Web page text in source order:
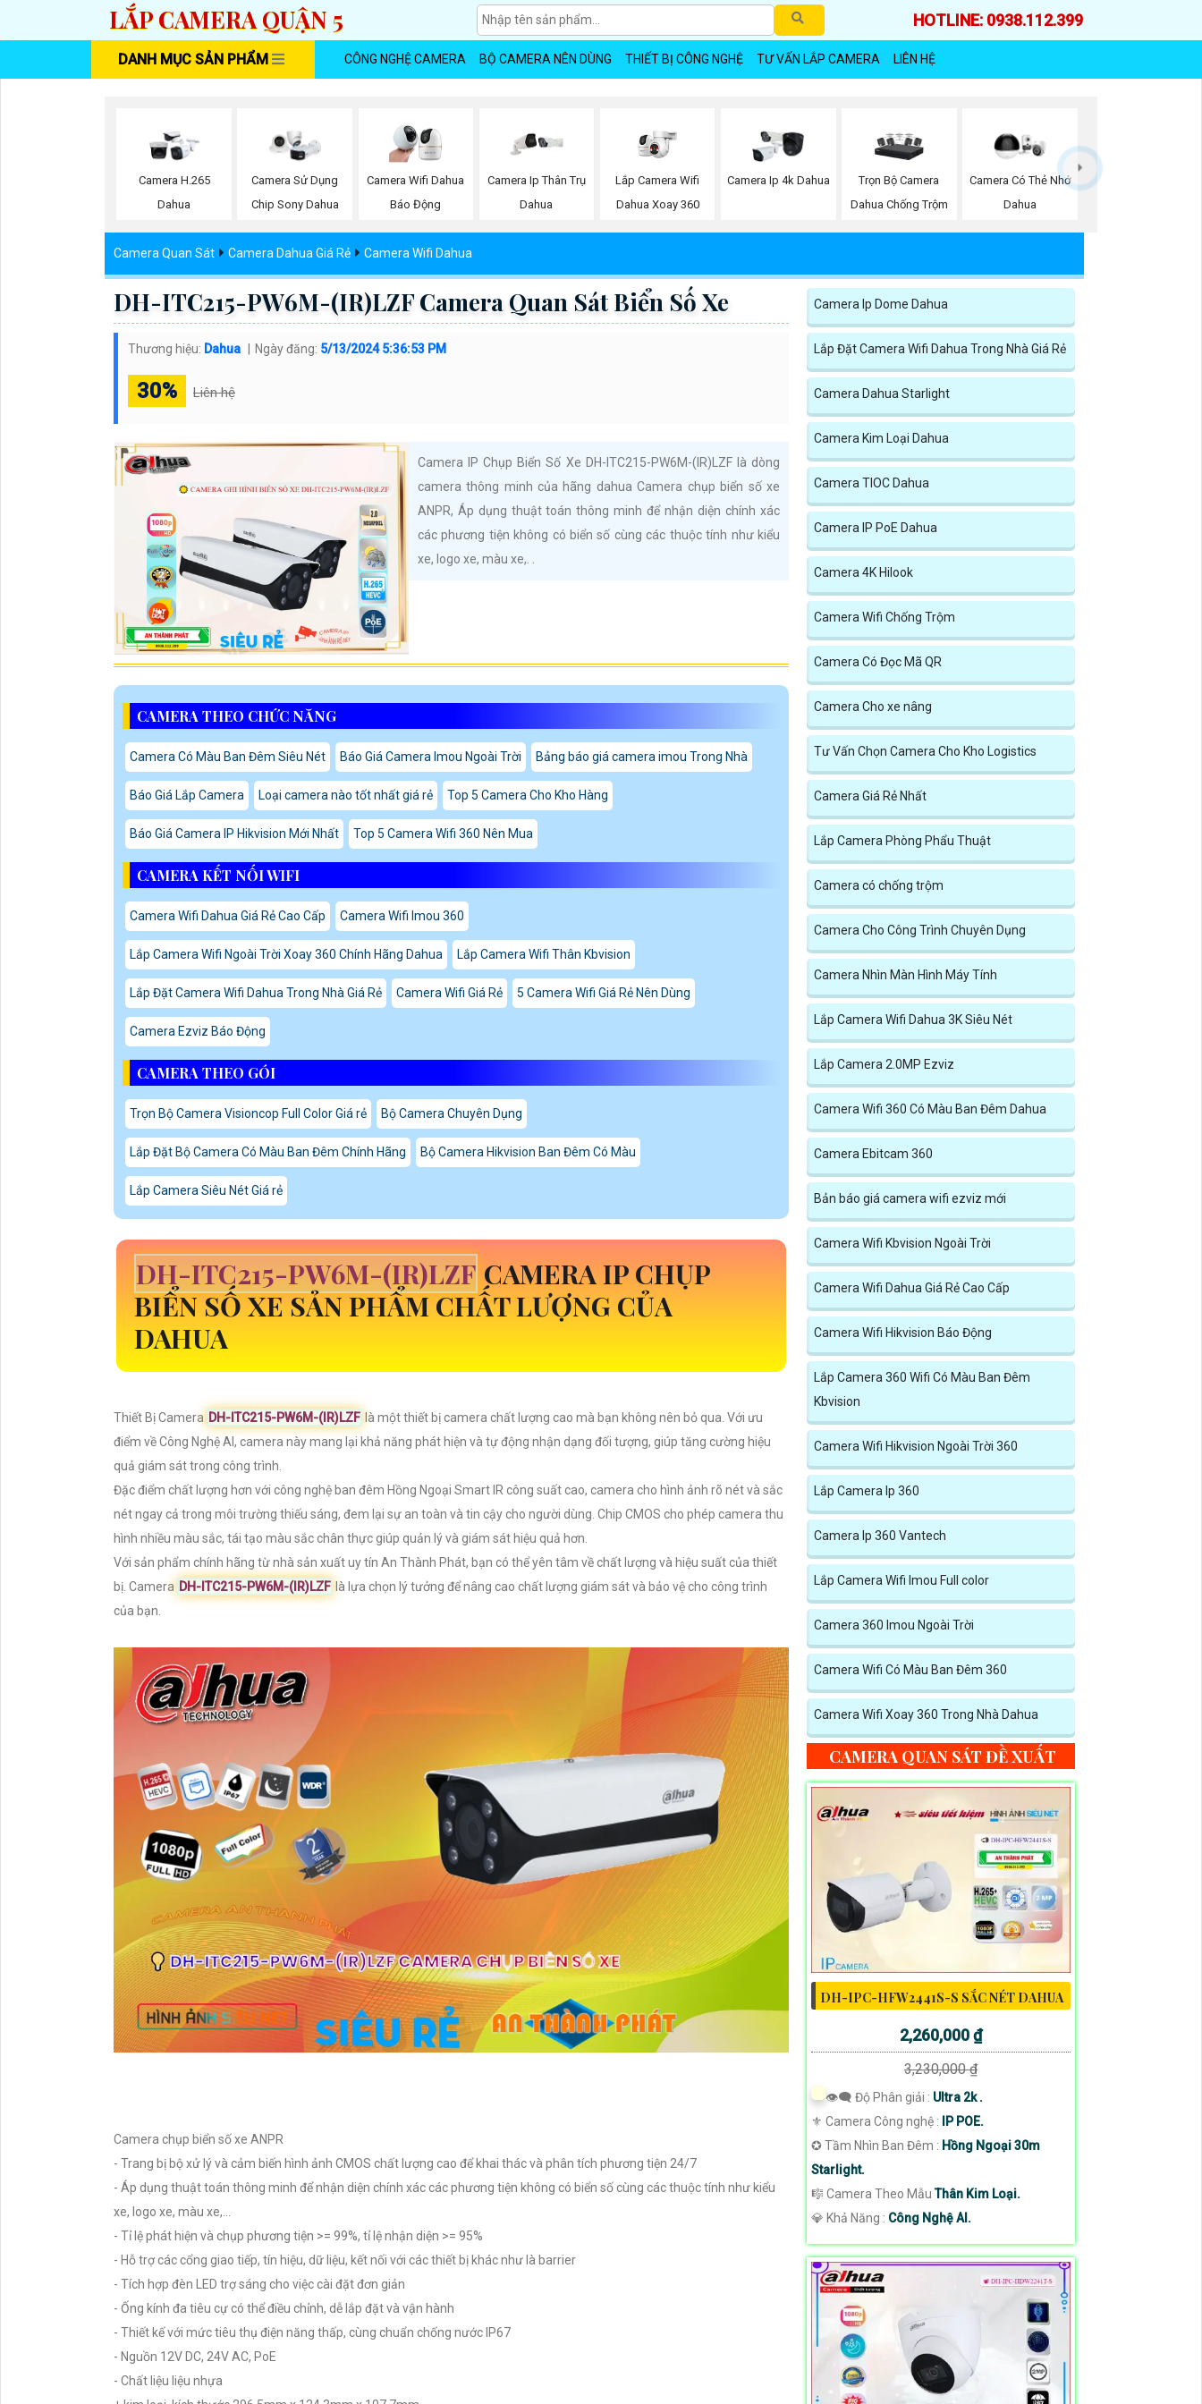
LẮP CAMERA QUẬN 5 HOTLINE: 0938.112.399
DANH MỤC SẢN PHẨM CÔNG NGHỆ CAMERA BỘ CAMERA NÊN DÙNG THIẾT BỊ CÔNG NGHỆ TƯ VẤN LẮP CAMERA LIÊN HỆ
Camera H.265
Dahua
Camera Sử Dụng
Chip Sony Dahua
Camera Wifi Dahua
Báo Động
Camera Ip Thân Trụ
Dahua
Lắp Camera Wifi
Dahua Xoay 360
Camera Ip 4k Dahua
Trọn Bộ Camera
Dahua Chống Trộm
Camera Có Thẻ Nhớ
Dahua
Camera Quan Sát Camera Dahua Giá Rẻ Camera Wifi Dahua
DH-ITC215-PW6M-(IR)LZF Camera Quan Sát Biển Số Xe
Thương hiệu: Dahua Ngày đăng: 5/13/2024 5:36:53 PM
30% Liên hệ
Camera IP Chụp Biển Số Xe DH-ITC215-PW6M-(IR)LZF là dòng
camera thông minh của hãng dahua Camera chụp biển số xe
ANPR, Áp dụng thuật toán thông minh để nhận diện chính xác
các phương tiện không có biển số cùng các thuộc tính như kiểu
xe, logo xe, màu xe,. .
CAMERA THEO CHỨC NĂNG
Camera Có Màu Ban Đêm Siêu Nét Báo Giá Camera Imou Ngoài Trời Bảng báo giá camera imou Trong Nhà
Báo Giá Lắp Camera Loại camera nào tốt nhất giá rẻ Top 5 Camera Cho Kho Hàng
Báo Giá Camera IP Hikvision Mới Nhất Top 5 Camera Wifi 360 Nên Mua
CAMERA KẾT NỐI WIFI
Camera Wifi Dahua Giá Rẻ Cao Cấp Camera Wifi Imou 360
Lắp Camera Wifi Ngoài Trời Xoay 360 Chính Hãng Dahua Lắp Camera Wifi Thân Kbvision
Lắp Đặt Camera Wifi Dahua Trong Nhà Giá Rẻ Camera Wifi Giá Rẻ 5 Camera Wifi Giá Rẻ Nên Dùng
Camera Ezviz Báo Động
CAMERA THEO GÓI
Trọn Bộ Camera Visioncop Full Color Giá rẻ Bộ Camera Chuyên Dụng
Lắp Đặt Bộ Camera Có Màu Ban Đêm Chính Hãng Bộ Camera Hikvision Ban Đêm Có Màu
Lắp Camera Siêu Nét Giá rẻ
DH-ITC215-PW6M-(IR)LZF CAMERA IP CHỤP
BIỂN SỐ XE SẢN PHẨM CHẤT LƯỢNG CỦA
DAHUA
Thiết Bị Camera DH-ITC215-PW6M-(IR)LZF là một thiết bị camera chất lượng cao mà bạn không nên bỏ qua. Với ưu
điểm về Công Nghệ AI, camera này mang lại khả năng phát hiện và tự động nhận dạng đối tượng, giúp tăng cường hiệu
quả giám sát trong công trình.
Đặc điểm chất lượng hơn với công nghệ ban đêm Hồng Ngoại Smart IR công suất cao, camera cho hình ảnh rõ nét và sắc
nét ngay cả trong môi trường thiếu sáng, đem lại sự an toàn và tin cậy cho người dùng. Chip CMOS cho phép camera thu
hình nhiều màu sắc, tái tạo màu sắc chân thực giúp quản lý và giám sát hiệu quả hơn.
Với sản phẩm chính hãng từ nhà sản xuất uy tín An Thành Phát, bạn có thể yên tâm về chất lượng và hiệu suất của thiết
bị. Camera DH-ITC215-PW6M-(IR)LZF là lựa chọn lý tưởng để nâng cao chất lượng giám sát và bảo vệ cho công trình
của bạn.
Camera chụp biển số xe ANPR
- Trang bị bộ xử lý và cảm biến hình ảnh CMOS chất lượng cao để khai thác và phân tích phương tiện 24/7
- Áp dụng thuật toán thông minh để nhận diện chính xác các phương tiện không có biển số cùng các thuộc tính như kiểu
xe, logo xe, màu xe,...
- Tỉ lệ phát hiện và chụp phương tiện >= 99%, tỉ lệ nhận diện >= 95%
- Hỗ trợ các cổng giao tiếp, tín hiệu, dữ liệu, kết nối với các thiết bị khác như là barrier
- Tích hợp đèn LED trợ sáng cho việc cài đặt đơn giản
- Ống kính đa tiêu cự có thể điều chỉnh, dễ lắp đặt và vận hành
- Thiết kế với mức tiêu thụ điện năng thấp, cùng chuẩn chống nước IP67
- Nguồn 12V DC, 24V AC, PoE
- Chất liệu liệu nhựa
Camera Ip Dome Dahua
Lắp Đặt Camera Wifi Dahua Trong Nhà Giá Rẻ
Camera Dahua Starlight
Camera Kim Loại Dahua
Camera TIOC Dahua
Camera IP PoE Dahua
Camera 4K Hilook
Camera Wifi Chống Trộm
Camera Có Đọc Mã QR
Camera Cho xe nâng
Tư Vấn Chọn Camera Cho Kho Logistics
Camera Giá Rẻ Nhất
Lắp Camera Phòng Phẩu Thuật
Camera có chống trộm
Camera Cho Công Trình Chuyên Dụng
Camera Nhìn Màn Hình Máy Tính
Lắp Camera Wifi Dahua 3K Siêu Nét
Lắp Camera 2.0MP Ezviz
Camera Wifi 360 Có Màu Ban Đêm Dahua
Camera Ebitcam 360
Bản báo giá camera wifi ezviz mới
Camera Wifi Kbvision Ngoài Trời
Camera Wifi Dahua Giá Rẻ Cao Cấp
Camera Wifi Hikvision Báo Động
Lắp Camera 360 Wifi Có Màu Ban Đêm
Kbvision
Camera Wifi Hikvision Ngoài Trời 360
Lắp Camera Ip 360
Camera Ip 360 Vantech
Lắp Camera Wifi Imou Full color
Camera 360 Imou Ngoài Trời
Camera Wifi Có Màu Ban Đêm 360
Camera Wifi Xoay 360 Trong Nhà Dahua
CAMERA QUAN SÁT ĐỀ XUẤT
DH-IPC-HFW2441S-S SẮC NÉT DAHUA
2,260,000 ₫
3,230,000 ₫
👁️‍🗨 Độ Phân giải : Ultra 2k .
⚜️ Camera Công nghệ :
IP POE.
✪ Tầm Nhìn Ban Đêm : Hồng Ngoại 30m
Starlight.
🎼️ Camera Theo MẫuThân Kim Loại.
️💎 Khả Năng : Công Nghệ AI.